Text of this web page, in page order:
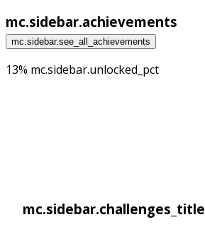
mc.sidebar.achievements
mc.sidebar.see_all_achievements
13% mc.sidebar.unlocked_pct
mc.sidebar.challenges_title